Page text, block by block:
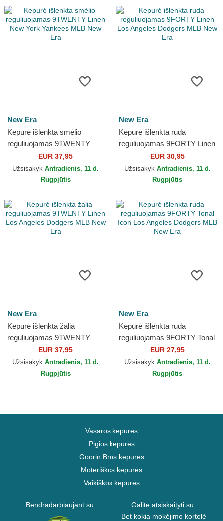
New Era
Kepurė išlenkta smėlio
reguliuojamas 9TWENTY
Linen New York Yankees
MLB New Era
EUR 37,95
Užsisakyk Antradienis, 11 d.
Rugpjūtis
New Era
Kepurė išlenkta ruda
reguliuojamas 9FORTY Linen
Los Angeles Dodgers MLB
New Era
EUR 30,95
Užsisakyk Antradienis, 11 d.
Rugpjūtis
New Era
Kepurė išlenkta žalia
reguliuojamas 9TWENTY
Linen Los Angeles Dodgers
MLB New Era
EUR 37,95
Užsisakyk Antradienis, 11 d.
Rugpjūtis
New Era
Kepurė išlenkta ruda
reguliuojamas 9FORTY Tonal
Icon Los Angeles Dodgers
MLB New Era
EUR 27,95
Užsisakyk Antradienis, 11 d.
Rugpjūtis
Vasaros kepurės
Pigios kepurės
Goorin Bros kepurės
Moteriškos kepurės
Vaikiškos kepurės
Bendradarbiaujant su
Galite atsiskaityti su:
Bet kokia mokėjimo kortelė